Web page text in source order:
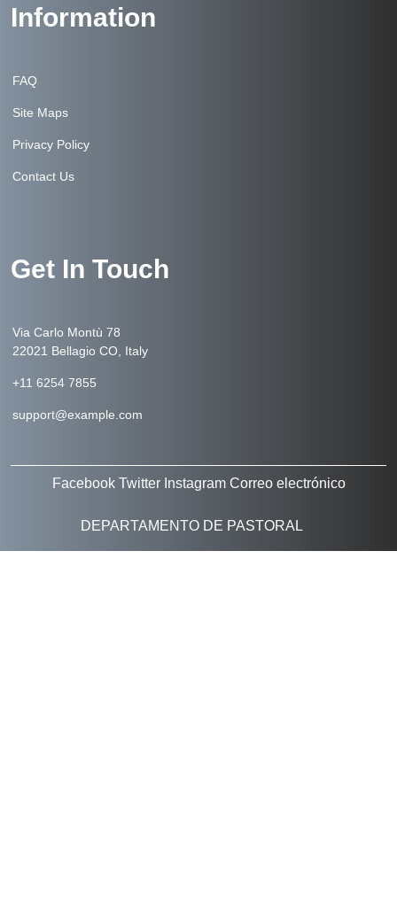
Information
FAQ
Site Maps
Privacy Policy
Contact Us
Get In Touch
Via Carlo Montù 78
22021 Bellagio CO, Italy
+11 6254 7855
support@example.com
Facebook Twitter Instagram Correo electrónico
DEPARTAMENTO DE PASTORAL